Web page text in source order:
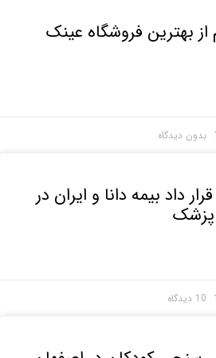
فروشگاه عینک
دانا و ایران در